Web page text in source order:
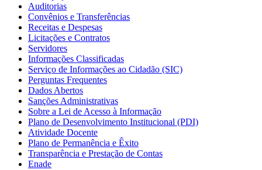
Auditorias
Convênios e Transferências
Receitas e Despesas
Licitações e Contratos
Servidores
Informações Classificadas
Serviço de Informações ao Cidadão (SIC)
Perguntas Frequentes
Dados Abertos
Sanções Administrativas
Sobre a Lei de Acesso à Informação
Plano de Desenvolvimento Institucional (PDI)
Atividade Docente
Plano de Permanência e Êxito
Transparência e Prestação de Contas
Enade